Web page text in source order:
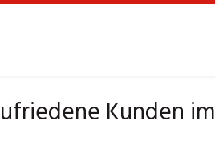
Kunden im